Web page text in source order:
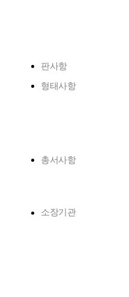
판사항
형태사항
총서사항
소장기관